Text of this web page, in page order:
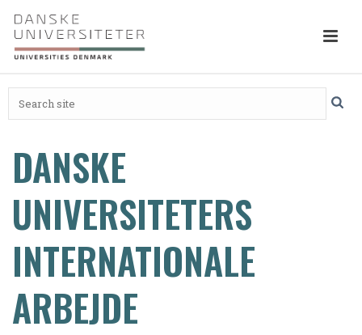
DANSKE
UNIVERSITETERS
INTERNATIONALE
ARBEJDE